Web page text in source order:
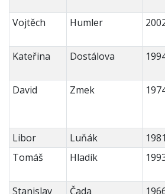
Vojtěch Humler
Kateřina Dostálova
David Zmek
Libor
Luňák
1981
Tomáš
Hladík
Stanislav Čada